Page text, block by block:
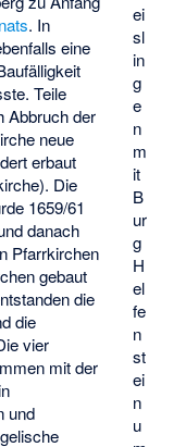
ei
sl
in
g
e
n
m
it
B
ur
g
H
el
fe
n
st
ei
n
u
. In
eine
Teile
Abbruch der
neue
erbaut
Die
1659/61
danach
Pfarrkirchen
gebaut
die
die
vier
mit der
und